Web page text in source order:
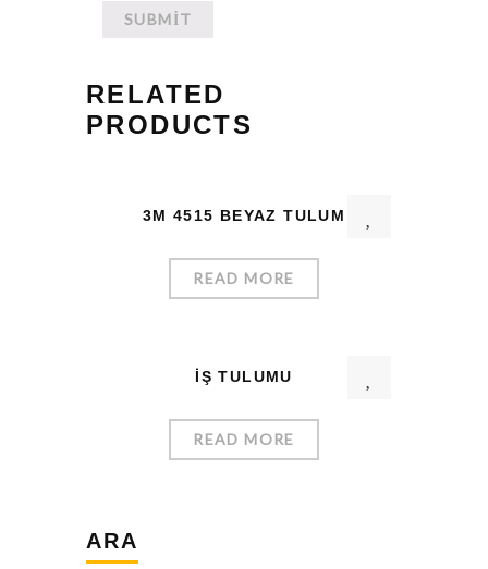
RELATED
PRODUCTS
3M 4515 BEYAZ TULUM
READ MORE
İŞ TULUMU
READ MORE
ARA